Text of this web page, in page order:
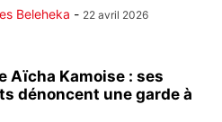
Beleheka - 22 avril 2026
Aïcha Kamoise : ses
dénoncent une garde à